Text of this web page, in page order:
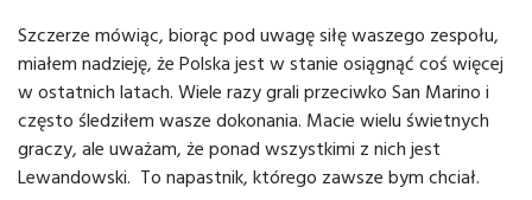
Szczerze mówiąc, biorąc pod uwagę siłę waszego zespołu,
miałem nadzieję, że Polska jest w stanie osiągnąć coś więcej
w ostatnich latach. Wiele razy grali przeciwko San Marino i
często śledziłem wasze dokonania. Macie wielu świetnych
graczy, ale uważam, że ponad wszystkimi z nich jest
Lewandowski. To napastnik, którego zawsze bym chciał.